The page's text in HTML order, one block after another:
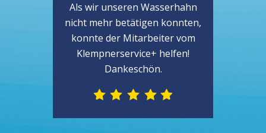
Als wir unseren Wasserhahn
nicht mehr betätigen konnten,
konnte der Mitarbeiter vom
Klempnerservice+ helfen!
Dankeschön.